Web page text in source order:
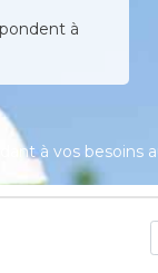
à
à vos besoins